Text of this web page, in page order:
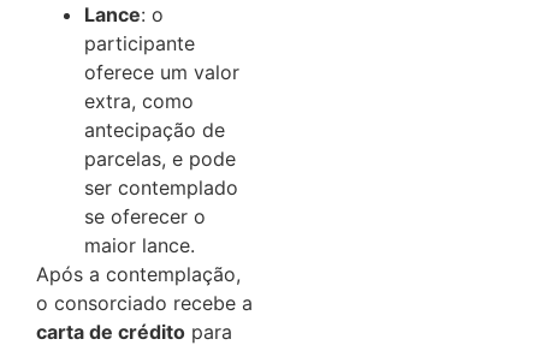
Lance: o
participante
oferece um valor
extra, como
antecipação de
parcelas, e pode
ser contemplado
se oferecer o
maior lance.
Após a contemplação,
o consorciado recebe a
carta de crédito para